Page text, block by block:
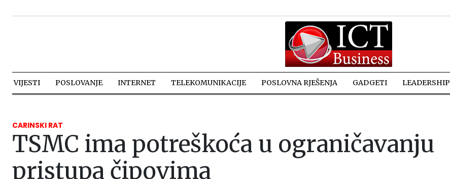
VIJESTI POSLOVANJE INTERNET TELEKOMUNIKACIJE POSLOVNA RJEŠENJA GADGETI LEADERSHIP
CARINSKI RAT
TSMC ima potreškoća u ograničavanju
pristupa čipovima